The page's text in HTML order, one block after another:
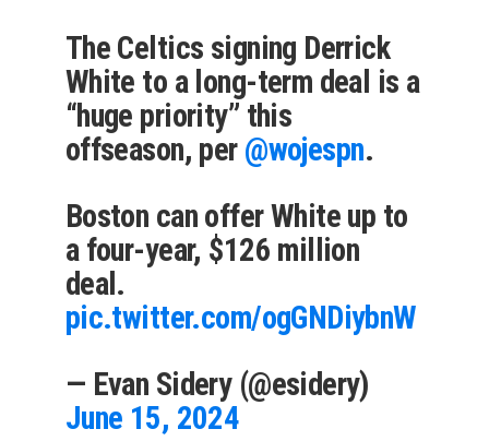
The Celtics signing Derrick
White to a long-term deal is a
“huge priority” this
offseason, per @wojespn.
Boston can offer White up to
a four-year, $126 million
deal.
pic.twitter.com/ogGNDiybnW
— Evan Sidery (@esidery)
June 15, 2024